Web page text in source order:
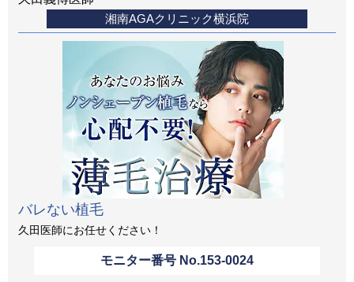
湘南AGAクリニック横浜院
バレない植毛
久田医師にお任せください！
モニター番号 No.153-0024